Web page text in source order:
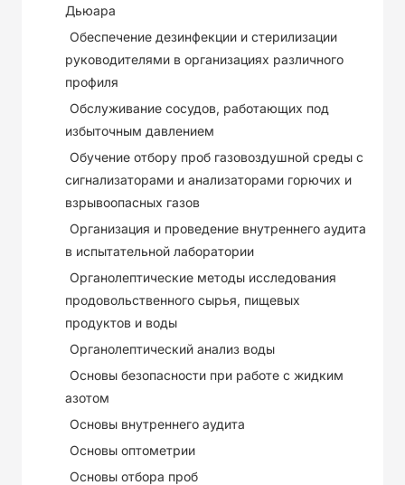
Дьюара
Обеспечение дезинфекции и стерилизации
руководителями в организациях различного
профиля
Обслуживание сосудов, работающих под
избыточным давлением
Обучение отбору проб газовоздушной среды с
сигнализаторами и анализаторами горючих и
взрывоопасных газов
Организация и проведение внутреннего аудита
в испытательной лаборатории
Органолептические методы исследования
продовольственного сырья, пищевых
продуктов и воды
Органолептический анализ воды
Основы безопасности при работе с жидким
азотом
Основы внутреннего аудита
Основы оптометрии
Основы отбора проб